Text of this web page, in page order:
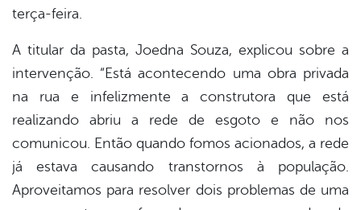
terça-feira.
A titular da pasta, Joedna Souza, explicou sobre a
intervenção. “Está acontecendo uma obra privada
na rua e infelizmente a construtora que está
realizando abriu a rede de esgoto e não nos
comunicou. Então quando fomos acionados, a rede
já estava causando transtornos à população.
Aproveitamos para resolver dois problemas de uma